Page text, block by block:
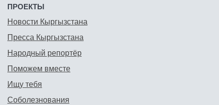
ПРОЕКТЫ
Новости Кыргызстана
Пресса Кыргызстана
Народный репортёр
Поможем вместе
Ищу тебя
Соболезнования